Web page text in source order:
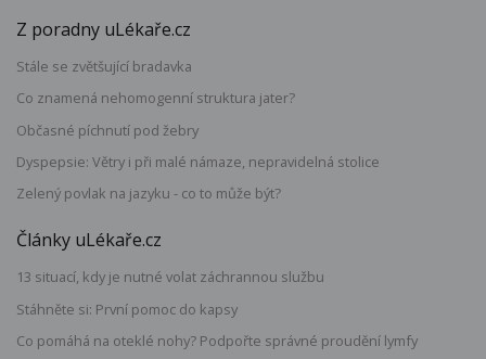
Z poradny uLékaře.cz
Stále se zvětšující bradavka
Co znamená nehomogenní struktura jater?
Občasné píchnutí pod žebry
Dyspepsie: Větry i při malé námaze, nepravidelná stolice
Zelený povlak na jazyku - co to může být?
Články uLékaře.cz
13 situací, kdy je nutné volat záchrannou službu
Stáhněte si: První pomoc do kapsy
Co pomáhá na oteklé nohy? Podpořte správné proudění lymfy